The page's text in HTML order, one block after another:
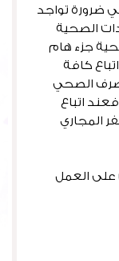
ضرورة تواجد
الصحية
جزء هام
كافة
الصحي
اتباع
المجاري
العمل